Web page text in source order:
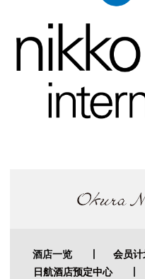
酒店一览丨 会员
日航酒店预定中心